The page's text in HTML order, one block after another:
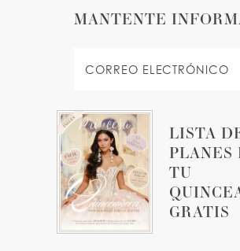
LISTA
PLANES
TU
GRATIS
MANTENTE